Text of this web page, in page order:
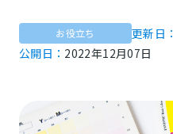
お役立ち 更新日：
公開日： 2022年12月07日